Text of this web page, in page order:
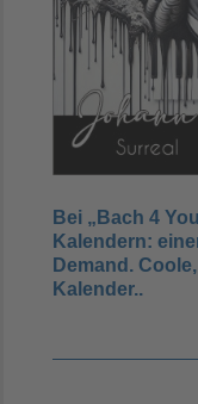
Bei „Bach 4
Kalendern:
Demand.
Kalender..